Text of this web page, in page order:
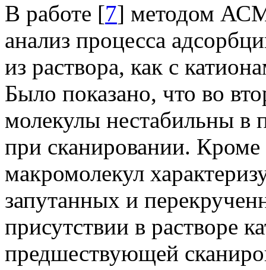
В работе [7] методом
анализ процесса
из раствора, как с
Было показано, что во
молекулы нестабильны в
при сканировании.
макромолекул
запутанных и
присутствии в растворе
предшествующей